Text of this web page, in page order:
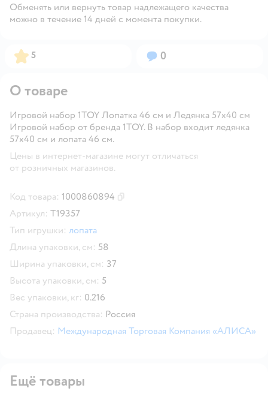
Обменять или вернуть товар надлежащего качества
можно в течение 14 дней с момента покупки.
Рейтинг:
5 Вопросов:
0
О товаре
Игровой набор 1TOY Лопатка 46 см и Ледянка 57х40 см
Игровой набор от бренда 1TOY. В набор входит ледянка
57х40 см и лопата 46 см.
Цены в интернет-магазине могут отличаться
от розничных магазинов.
Код товара: 1000860894
Артикул: Т19357
Тип игрушки: лопата
Длина упаковки, см: 58
Ширина упаковки, см: 37
Высота упаковки, см: 5
Вес упаковки, кг: 0.216
Страна производства: Россия
Продавец: Международная Торговая Компания «АЛИСА»
Ещё товары